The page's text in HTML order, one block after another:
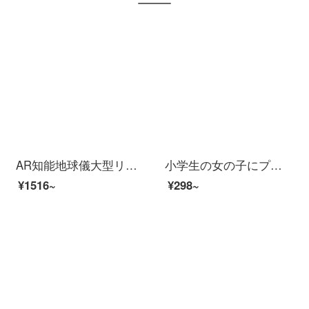
AR知能地球儀大型リボンランプ六一子供の日プレゼント子供六-10歳は男の子に小学生の学習用品の振り子ネットの赤いアイデアのおもちゃAR知能音声発光モデル地球儀32 CM（地図＋虫眼鏡を含む）をプレゼントします。
¥1516~
小学生の女の子にプレゼントをあげます。子供に静電気球魔球イオン球ガラスの稲妻玉魔法静電気イオン玉をあげます。
¥298~